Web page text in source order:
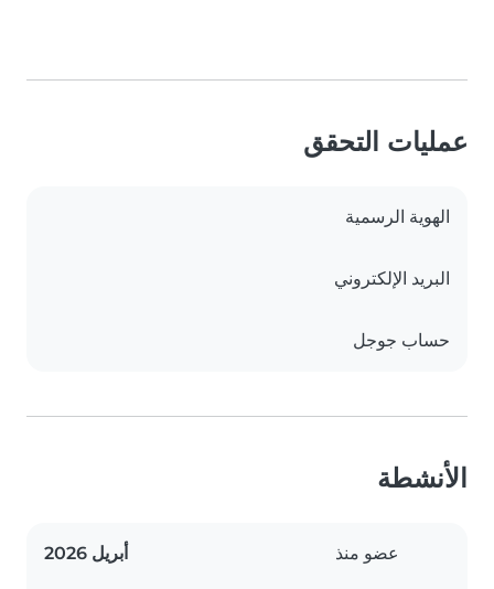
عمليات التحقق
الهوية الرسمية
البريد الإلكتروني
حساب جوجل
الأنشطة
عضو منذ أبريل 2026